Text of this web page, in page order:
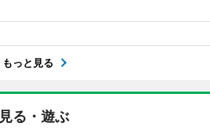
もっと見る
見る・遊ぶ